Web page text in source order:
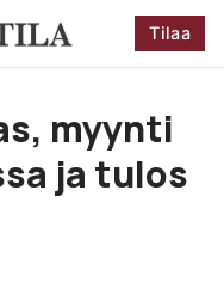
Tilaa
myynti
ja tulos